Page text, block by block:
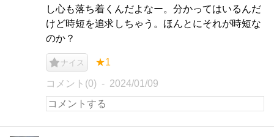
し心も落ち着くんだよなー。分かってはいるんだ
けど時短を追求しちゃう。ほんとにそれが時短な
のか？
ナイス ★1
コメント(0) 2024/01/09